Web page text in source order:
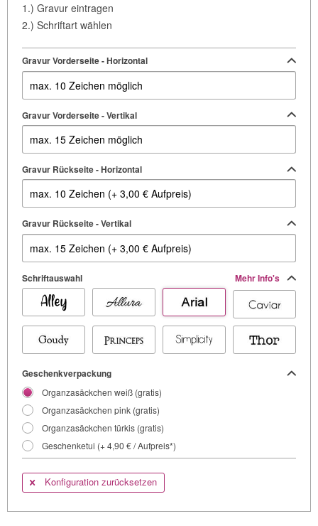
1.) Gravur eintragen
2.) Schriftart wählen
Gravur Vorderseite - Horizontal
Gravur Vorderseite - Vertikal
Gravur Rückseite - Horizontal
Gravur Rückseite - Vertikal
Schriftauswahl Mehr Info's
Geschenkverpackung
Organzasäckchen weiß (gratis)
Organzasäckchen pink (gratis)
Organzasäckchen türkis (gratis)
Geschenketui (+ 4,90 € / Aufpreis*)
Konfiguration zurücksetzen